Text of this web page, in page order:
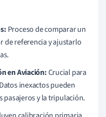
Proceso de comparar un
de referencia y ajustarlo
en Aviación:Crucial para
inexactos pueden
pasajeros y la tripulación.